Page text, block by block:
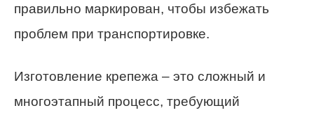
правильно маркирован, чтобы избежать
проблем при транспортировке.
Изготовление крепежа – это сложный и
многоэтапный процесс, требующий